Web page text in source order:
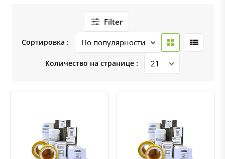
Filter
Сортировка :
Количество на странице :
Быстрый просмотр
Добавить к сравнению
Добавить в избранное Быстрый просмотр
Добавить к сравнению
Добавить в избранное